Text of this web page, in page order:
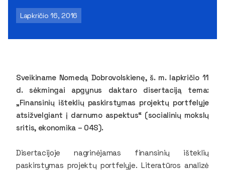
Lapkričio 16, 2016
Sveikiname Nomedą Dobrovolskienę, š. m. lapkričio 11
d. sėkmingai apgynus daktaro disertaciją tema:
„Finansinių išteklių paskirstymas projektų portfelyje
atsižvelgiant į darnumo aspektus“ (socialinių mokslų
sritis, ekonomika – 04S).
Disertacijoje nagrinėjamas finansinių išteklių
paskirstymas projektų portfelyje. Literatūros analizė